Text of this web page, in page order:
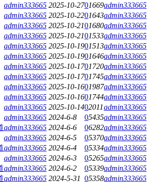
admin333665 2025-10-2701669admin333665
admin333665 2025-10-2201643admin333665
admin333665 2025-10-2101680admin333665
admin333665 2025-10-2101533admin333665
admin333665 2025-10-1901513admin333665
admin333665 2025-10-1901646admin333665
admin333665 2025-10-1701720admin333665
admin333665 2025-10-1701745admin333665
admin333665 2025-10-1601987admin333665
admin333665 2025-10-1601744admin333665
admin333665 2025-10-1402011admin333665
admin333665 2024-6-8 05435admin333665
admin333665 2024-6-6 06282admin333665
admin333665 2024-6-5 05370admin333665
admin333665 2024-6-4 05334admin333665
admin333665 2024-6-3 05265admin333665
admin333665 2024-6-2 05339admin333665
admin333665 2024-5-31 05358admin333665